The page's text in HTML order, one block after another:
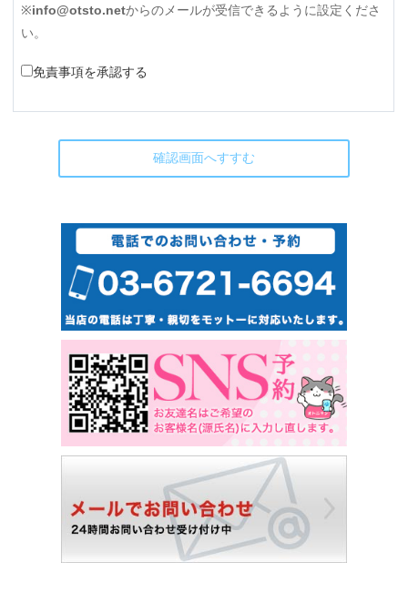
※info@otsto.netからのメールが受信できるように設定くださ
い。
免責事項を承認する